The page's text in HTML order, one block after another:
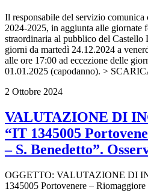
Il responsabile del servizio
2024-2025, in aggiunta alle giornate
straordinaria al pubblico del
giorni da martedì 24.12.2024 a
alle ore 17:00 ad eccezione delle
01.01.2025 (capodanno). >
2 Ottobre 2024
VALUTAZIONE DI
“IT 1345005
– S. Benedetto”.
OGGETTO: VALUTAZIONE DI
1345005 Portovenere –